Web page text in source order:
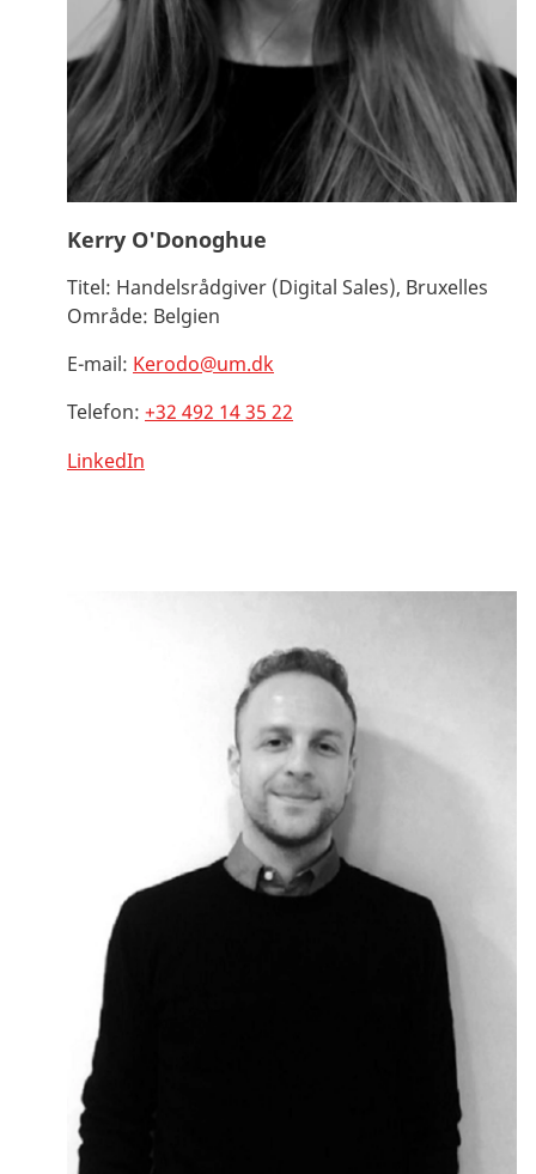
Kerry O'Donoghue
Titel: Handelsrådgiver (Digital Sales), Bruxelles
Område: Belgien
E-mail: Kerodo@um.dk
Telefon: +32 492 14 35 22
LinkedIn